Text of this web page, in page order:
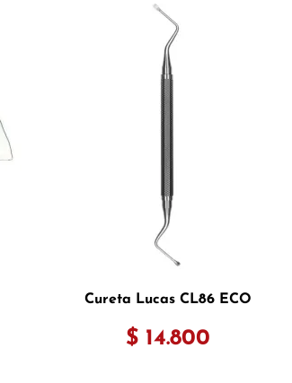
Cureta Lucas CL86 ECO
$ 14.800